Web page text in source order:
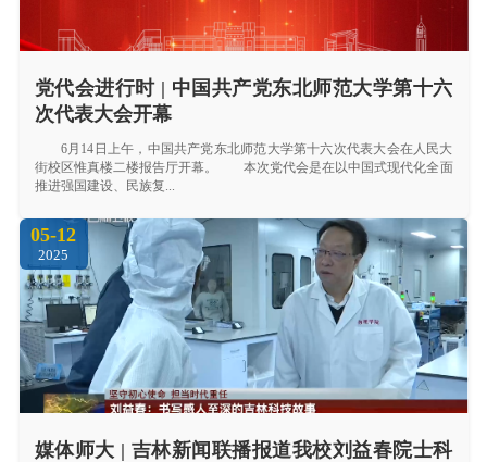
党代会进行时 | 中国共产党东北师范大学第十六
次代表大会开幕
6月14日上午，中国共产党东北师范大学第十六次代表大会在人民大
街校区惟真楼二楼报告厅开幕。 本次党代会是在以中国式现代化全面
推进强国建设、民族复...
媒体师大 | 吉林新闻联播报道我校刘益春院士科
05-12
2025